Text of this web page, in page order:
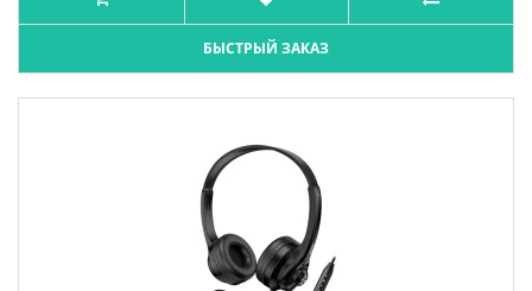
БЫСТРЫЙ ЗАКАЗ